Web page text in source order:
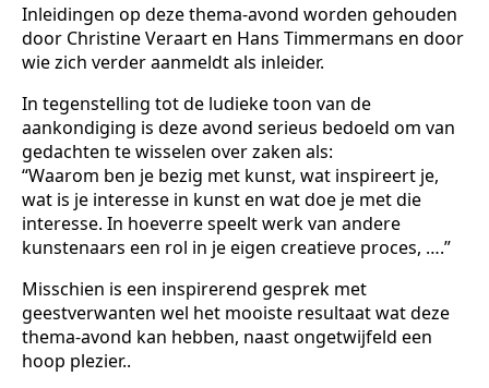
Inleidingen op deze thema-avond worden gehouden
door Christine Veraart en Hans Timmermans en door
wie zich verder aanmeldt als inleider.
In tegenstelling tot de ludieke toon van de
aankondiging is deze avond serieus bedoeld om van
gedachten te wisselen over zaken als:
“Waarom ben je bezig met kunst, wat inspireert je,
wat is je interesse in kunst en wat doe je met die
interesse. In hoeverre speelt werk van andere
kunstenaars een rol in je eigen creatieve proces, ….”
Misschien is een inspirerend gesprek met
geestverwanten wel het mooiste resultaat wat deze
thema-avond kan hebben, naast ongetwijfeld een
hoop plezier..